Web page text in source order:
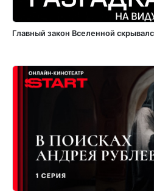
Главный закон Вселенной